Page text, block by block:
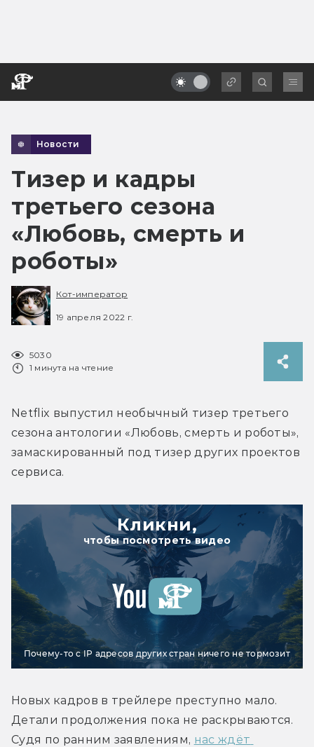
Новости
Тизер и кадры
третьего сезона
«Любовь, смерть и
роботы»
Кот-император
19 апреля 2022 г.
5030
1 минута на чтение
Netflix выпустил необычный тизер третьего
сезона антологии «Любовь, смерть и роботы»,
замаскированный под тизер других проектов
сервиса.
Кликни,
чтобы посмотреть видео
Почему-то с IP адресов других стран ничего не тормозит
Новых кадров в трейлере преступно мало.
Детали продолжения пока не раскрываются.
Судя по ранним заявлениям, нас ждёт